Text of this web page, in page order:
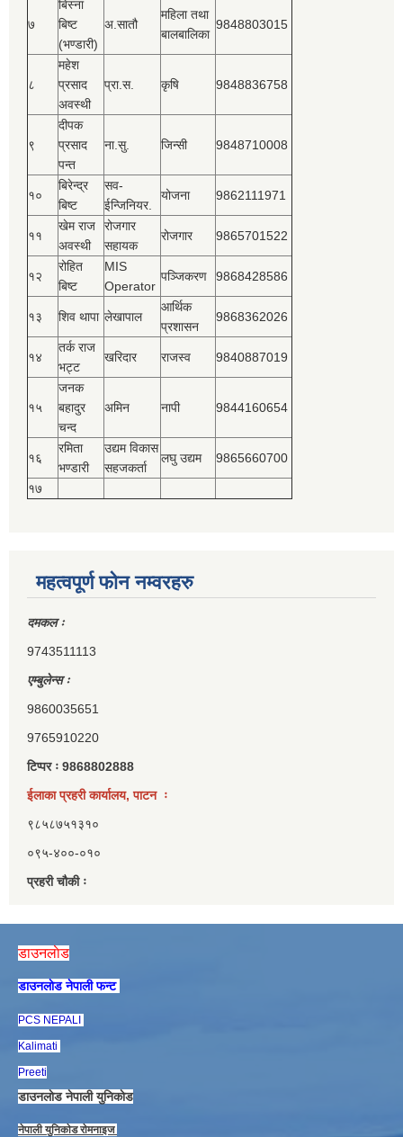
७
बिस्‍ना
बिष्‍ट
(भण्डारी)
अ.सातौ
महिला तथा
बालबालिका
9848803015
८
महेश
प्रसाद
अवस्थी
प्रा.स. कृषि 9848836758
९
दीपक
प्रसाद
पन्त
ना.सु. जिन्सी 9848710008
१०
बिरेन्द्र
बिष्‍ट
सव-
ईन्जिनियर.
योजना 9862111971
११
खेम राज
अवस्थी
रोजगार
सहायक
रोजगार 9865701522
१२
रोहित
बिष्‍ट
MIS
Operator
पञ्‍जिकरण 9868428586
१३ शिव थापा लेखापाल
आर्थिक
प्रशासन
9868362026
१४
तर्क राज
भट्ट
खरिदार राजस्‍व 9840887019
१५
जनक
बहादुर
चन्द
अमिन नापी 9844160654
१६
रमिता
भण्डारी
उद्यम विकास
सहजकर्ता
लघु उद्यम 9865660700
१७
महत्वपूर्ण फोन नम्वरहरु
दमकल ः
9743511113
एम्बुलेन्स ः
9860035651
9765910220
टिप्पर ः 9868802888
ईलाका प्रहरी कार्यालय, पाटन ः
९८५८७५१३१०
०९५-४००-०१०
प्रहरी चौकी ः
डाउनलाेड
डाउनलाेड नेपाली फन्ट
PCS NEPALI
Kalimati
Preeti
डाउनलाेड नेपाली युनिकाेड
नेपाली युनिकाेड राेमनाइज